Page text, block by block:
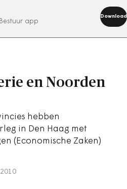
app
Download
nu
en Noorden
hebben
in Den Haag met
(Economische Zaken)